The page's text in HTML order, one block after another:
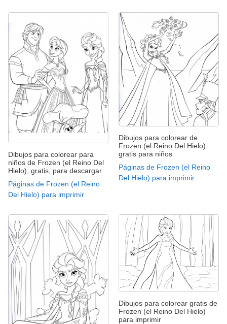
Dibujos para colorear para
niños de Frozen (el Reino Del
Hielo), gratis, para descargar
Páginas de Frozen (el Reino
Del Hielo) para imprimir
Dibujos para colorear de
Frozen (el Reino Del Hielo)
gratis para niños
Páginas de Frozen (el Reino
Del Hielo) para imprimir
Dibujos para colorear gratis de
Frozen (el Reino Del Hielo)
para imprimir